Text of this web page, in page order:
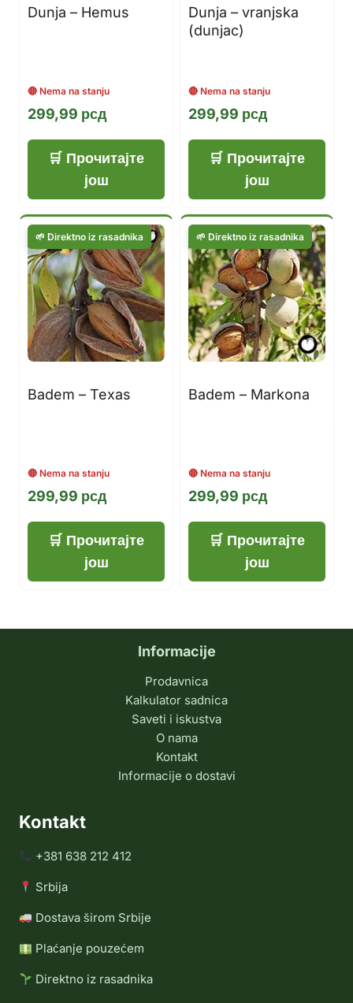
Dunja – Hemus
299,99 рсд
Прочитајте
још
Dunja – vranjska
(dunjac)
299,99 рсд
Прочитајте
још
Badem – Texas
299,99 рсд
Прочитајте
још
Badem – Markona
299,99 рсд
Прочитајте
још
Informacije
Prodavnica
Kalkulator sadnica
Saveti i iskustva
O nama
Kontakt
Informacije o dostavi
Kontakt
+381 638 212 412
Srbija
Dostava širom Srbije
Plaćanje pouzećem
Direktno iz rasadnika